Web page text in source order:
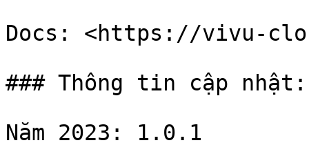
Docs: <https://vivu-
### Thông tin cập nhật:
Năm 2023: 1.0.1